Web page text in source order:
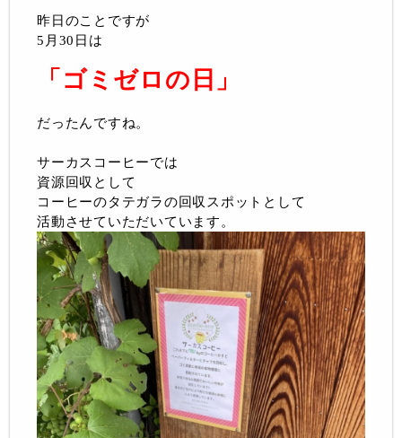
昨日のことですが
5月30日は
「ゴミゼロの日」
だったんですね。
サーカスコーヒーでは
資源回収として
コーヒーのタテガラの回収スポットとして
活動させていただいています。